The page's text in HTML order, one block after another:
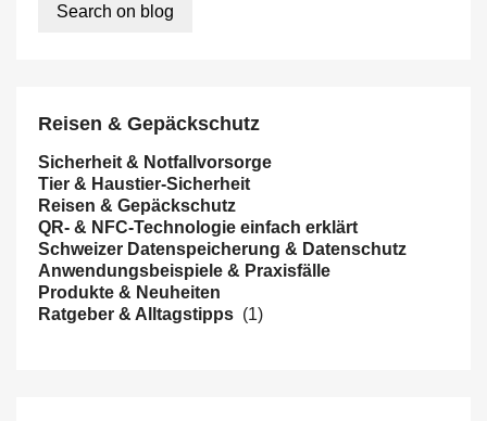
Search on blog
Reisen & Gepäckschutz
Sicherheit & Notfallvorsorge
Tier & Haustier-Sicherheit
Reisen & Gepäckschutz
QR- & NFC-Technologie einfach erklärt
Schweizer Datenspeicherung & Datenschutz
Anwendungsbeispiele & Praxisfälle
Produkte & Neuheiten
Ratgeber & Alltagstipps (1)